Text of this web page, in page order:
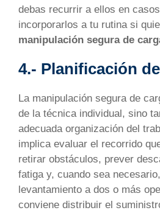
debas recurrir a ellos en
incorporarlos a tu rutina si
manipulación segura de
4.- Planificación
La manipulación segura de
de la técnica individual, sino
adecuada organización del
implica evaluar el recorrido
retirar obstáculos, prever
fatiga y, cuando sea
levantamiento a dos o más
conviene distribuir el